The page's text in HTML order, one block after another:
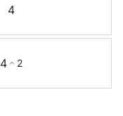
4
4 2